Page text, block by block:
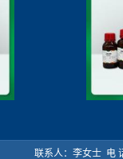
联系人：李女士 电